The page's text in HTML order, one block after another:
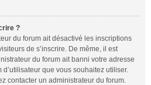
?
du forum ait désactivé les inscriptions
de s’inscrire. De même, il est
du forum ait banni votre adresse
d’utilisateur que vous souhaitez utiliser.
contacter un administrateur du forum.